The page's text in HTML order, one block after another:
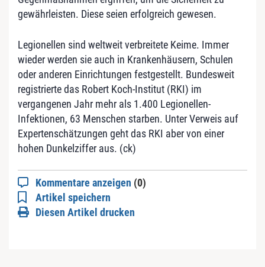
gewährleisten. Diese seien erfolgreich gewesen.
Legionellen sind weltweit verbreitete Keime. Immer
wieder werden sie auch in Krankenhäusern, Schulen
oder anderen Einrichtungen festgestellt. Bundesweit
registrierte das Robert Koch-Institut (RKI) im
vergangenen Jahr mehr als 1.400 Legionellen-
Infektionen, 63 Menschen starben. Unter Verweis auf
Expertenschätzungen geht das RKI aber von einer
hohen Dunkelziffer aus. (ck)
Kommentare anzeigen (0)
Artikel speichern
Diesen Artikel drucken